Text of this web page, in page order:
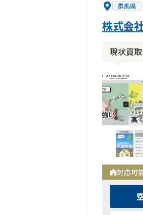
群馬県
株式会
現状買
対応可